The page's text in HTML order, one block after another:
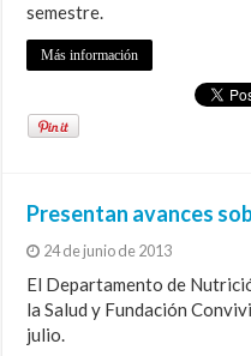
semestre.
Más información
Presentan avances
24 de junio de 2013
El Departamento de
la Salud y Fundación
julio.